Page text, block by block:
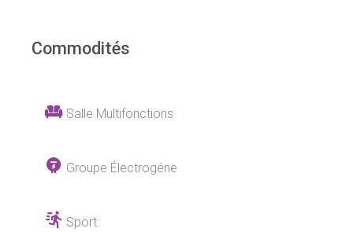
Commodités
Salle Multifonctions
Groupe Électrogéne
Sport